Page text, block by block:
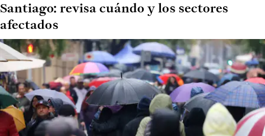
Santiago: revisa cuándo y los sectores
afectados